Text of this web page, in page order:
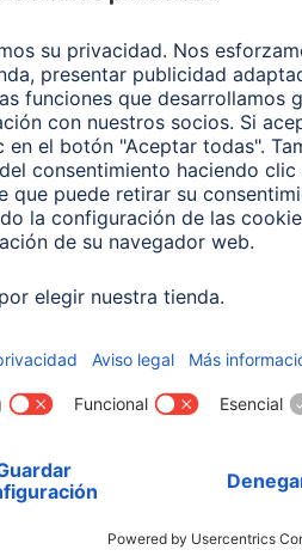
Adapt. audio, con. jack
de 3,5 mm, 2x3 pol.,
mic. con jack de